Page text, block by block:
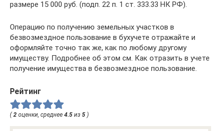
размере 15 000 руб. (подп. 22 п. 1 ст. 333.33 НК РФ).
Операцию по получению земельных участков в
безвозмездное пользование в бухучете отражайте и
оформляйте точно так же, как по любому другому
имуществу. Подробнее об этом см. Как отразить в учете
получение имущества в безвозмездное пользование.
Рейтинг
(2 оценки, среднее 4.5 из 5 )